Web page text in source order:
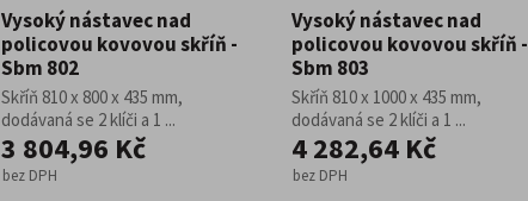
Vysoký nástavec nad
policovou kovovou skříň -
Sbm 802
Skříň 810 x 800 x 435 mm,
dodávaná se 2 klíči a 1 ...
3 804,96 Kč
bez DPH
Vysoký nástavec nad
policovou kovovou skříň -
Sbm 803
Skříň 810 x 1000 x 435 mm,
dodávaná se 2 klíči a 1 ...
4 282,64 Kč
bez DPH